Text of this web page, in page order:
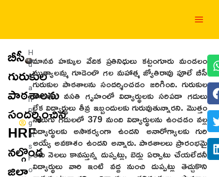
బీసీ
గురుకుల
పాఠశాలను
సందర్శించిన
HRF
నల్గొండ
జిల్లా
H
u
m
a
n
Ri
g
ht
s
F
o
మానవ హక్కుల వేదిక ప్రతినిధులు కట్టంగూరు మండలం
ముత్యాలమ్మ గూడెంలొ గల మహాత్మ జ్యోతిరావు పూలే బీసీ
గురుకుల పాఠశాలను సందర్శించడం జరిగింది. గురుకుల
పాఠశాల వసతి గృహంలో విద్యార్థులకు సరిపడా గదులు
లేక విద్యార్థులు తీవ్ర ఇబ్బందులకు గురువుతున్నారని. మొత్తం
నాలుగు గదులలో 379 మంది విద్యార్థులను ఉంచడం వల్ల
విద్యార్థులకు అసౌకర్యంగా ఉందని అనారోగ్యాలకు గురి
అయ్యే అవకాశం ఉందని అన్నారు. పాఠశాలలు ప్రారంభమై
ఆరు నెలలు కావస్తున్న దుప్పట్లు, బెడ్లు ఏర్పాటు చేయలేదనీ
విద్యార్థులు వారి ఇంటి వద్ద నుంచి దుప్పట్లు తెచ్చుకొని